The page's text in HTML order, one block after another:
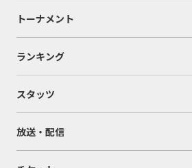
トーナメント
ランキング
スタッツ
放送・配信